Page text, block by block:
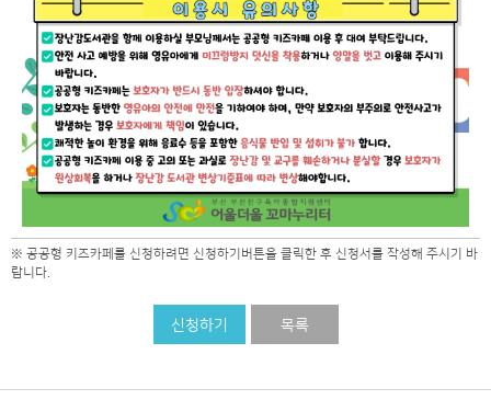
※ 공공형 키즈카페를 신청하려면 신청하기버튼을 클릭한 후 신청서를 작성해 주시기 바
랍니다.
신청하기 목록